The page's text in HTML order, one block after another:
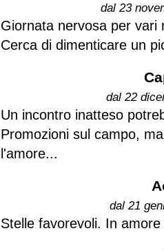
dal 23
Giornata nervosa per vari
Cerca di dimenticare un
dal 22
Un incontro inatteso
Promozioni sul campo,
l'amore...
dal 21
Stelle favorevoli. In